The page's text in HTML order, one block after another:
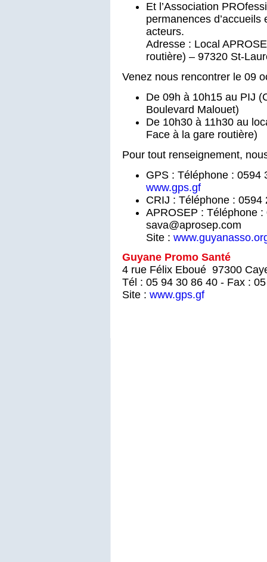
Et l’Association
permanences d’accueils
acteurs.
Adresse : Local
routière) – 97320 St-
Venez nous rencontrer le 09
De 09h à 10h15 au PIJ
Boulevard Malouet)
De 10h30 à 11h30 au
Face à la gare routière)
Pour tout renseignement,
GPS : Téléphone : 0594
www.gps.gf
CRIJ : Téléphone :
APROSEP : Téléphone
sava@aprosep.com
Site :
Guyane Promo Santé
4 rue Félix Eboué 97300
Tél : 05 94 30 86 40 - Fax :
Site : www.gps.gf